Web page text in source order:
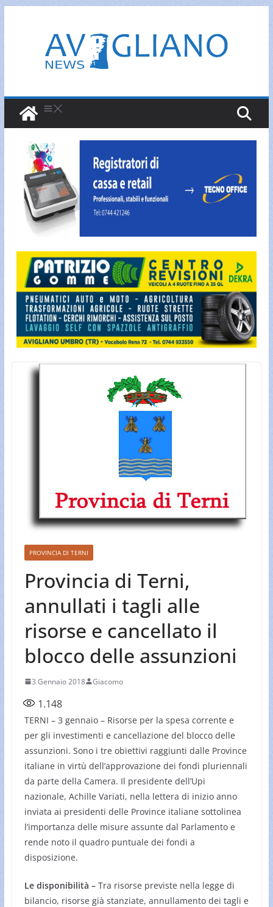
contenuto
PROVINCIA DI TERNI
Provincia di Terni,
annullati i tagli alle
risorse e cancellato il
blocco delle assunzioni
3 Gennaio 2018 Giacomo
1.148
TERNI – 3 gennaio – Risorse per la spesa corrente e
per gli investimenti e cancellazione del blocco delle
assunzioni. Sono i tre obiettivi raggiunti dalle Province
italiane in virtù dell’approvazione dei fondi pluriennali
da parte della Camera. Il presidente dell’Upi
nazionale, Achille Variati, nella lettera di inizio anno
inviata ai presidenti delle Province italiane sottolinea
l’importanza delle misure assunte dal Parlamento e
rende noto il quadro puntuale dei fondi a
disposizione.
Le disponibilità –Tra risorse previste nella legge di
bilancio, risorse già stanziate, annullamento dei tagli e